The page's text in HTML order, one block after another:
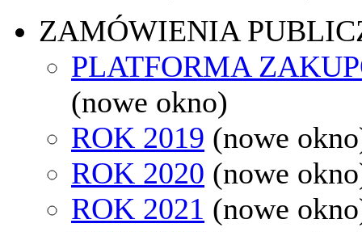
ZAMÓWIENIA
PLATFORMA
(nowe okno)
ROK 2019 (nowe
ROK 2020 (nowe
ROK 2021 (nowe